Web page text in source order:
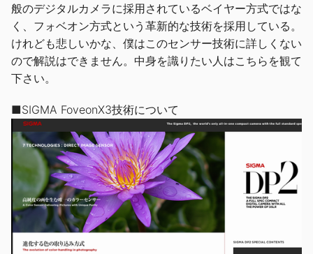
般のデジタルカメラに採用されているベイヤー方式ではな
く、フォベオン方式という革新的な技術を採用している。
けれども悲しいかな、僕はこのセンサー技術に詳しくない
ので解説はできません。中身を識りたい人はこちらを観て
下さい。
■SIGMA FoveonX3技術について